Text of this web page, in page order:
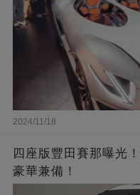
2024/11/18
四座版豐田賽那曝光
豪華兼備！